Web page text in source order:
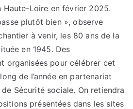
Haute-Loire en février 2025.
plutôt bien », observe
à venir, les 80 ans de la
en 1945. Des
organisées pour célébrer cet
de l’année en partenariat
Sécurité sociale. On retiendra
présentées dans les sites